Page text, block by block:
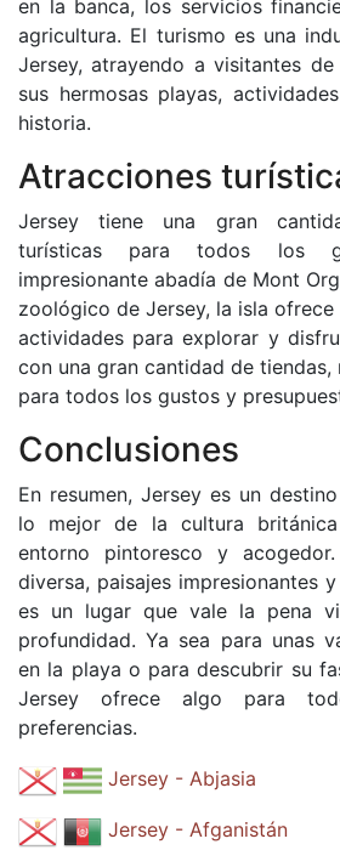
en la banca, los servicios
agricultura. El turismo es una
Jersey, atrayendo a visitantes
sus hermosas playas,
historia.
Atracciones
Jersey tiene una gran
turísticas para todos los
impresionante abadía de Mont
zoológico de Jersey, la isla
actividades para explorar y
con una gran cantidad de tiendas,
para todos los gustos y
Conclusiones
En resumen, Jersey es un
lo mejor de la cultura
entorno pintoresco y
diversa, paisajes impresionantes
es un lugar que vale la pena
profundidad. Ya sea para unas
en la playa o para descubrir su
Jersey ofrece algo para
preferencias.
Jersey - Abjasia
Jersey - Afganistán